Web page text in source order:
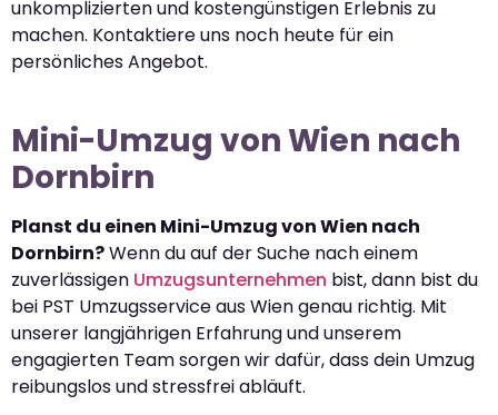
unkomplizierten und kostengünstigen Erlebnis zu
machen. Kontaktiere uns noch heute für ein
persönliches Angebot.
Mini-Umzug von Wien nach
Dornbirn
Planst du einen Mini-Umzug von Wien nach
Dornbirn?Wenn du auf der Suche nach einem
zuverlässigen Umzugsunternehmen bist, dann bist du
bei PST Umzugsservice aus Wien genau richtig. Mit
unserer langjährigen Erfahrung und unserem
engagierten Team sorgen wir dafür, dass dein Umzug
reibungslos und stressfrei abläuft.